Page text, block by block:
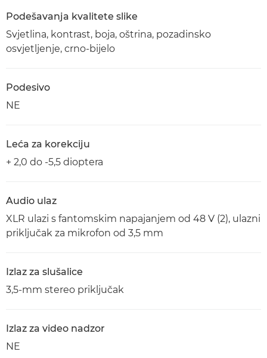
Podešavanja kvalitete slike
Svjetlina, kontrast, boja, oštrina, pozadinsko
osvjetljenje, crno-bijelo
Podesivo
NE
Leća za korekciju
+ 2,0 do -5,5 dioptera
Audio ulaz
XLR ulazi s fantomskim napajanjem od 48 V (2), ulazni
priključak za mikrofon od 3,5 mm
Izlaz za slušalice
3,5-mm stereo priključak
Izlaz za video nadzor
NE